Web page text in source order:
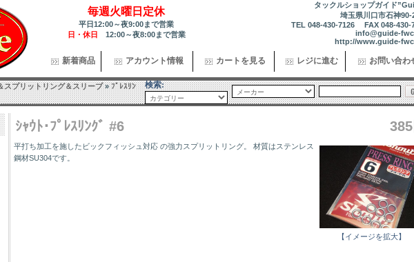
毎週火曜日定休
平日12:00～夜9:00まで営業
日・休日 12:00～夜8:00まで営業
タックルショップガイド
埼玉県川口市石神90-
TEL 048-430-7126 FAX 048-430-
info@guide-
http://www.guide-
新着商品 アカウント情報 カートを見る レジに進む お問い合わ
スプリットリング＆スリーブ»ﾌﾟﾚｽﾘﾝ
検索:
ｼｬｳﾄ･ﾌﾟﾚｽﾘﾝｸﾞ #6 385
【イメージを拡大】
平打ち加工を施したビックフィッシュ対応 の強力スプリットリング。 材質はステンレス
鋼材SU304です。